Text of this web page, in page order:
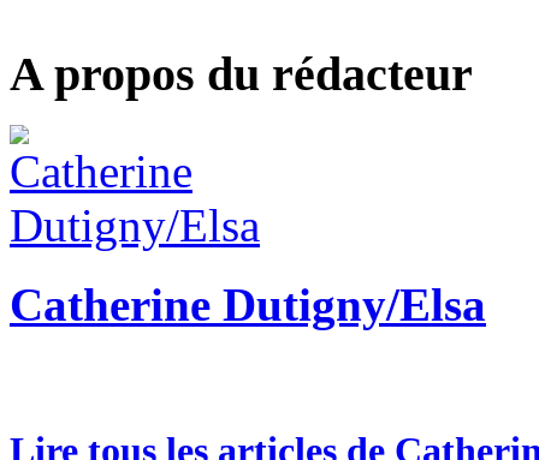
A propos du rédacteur
Catherine Dutigny/Elsa
Lire tous les articles de